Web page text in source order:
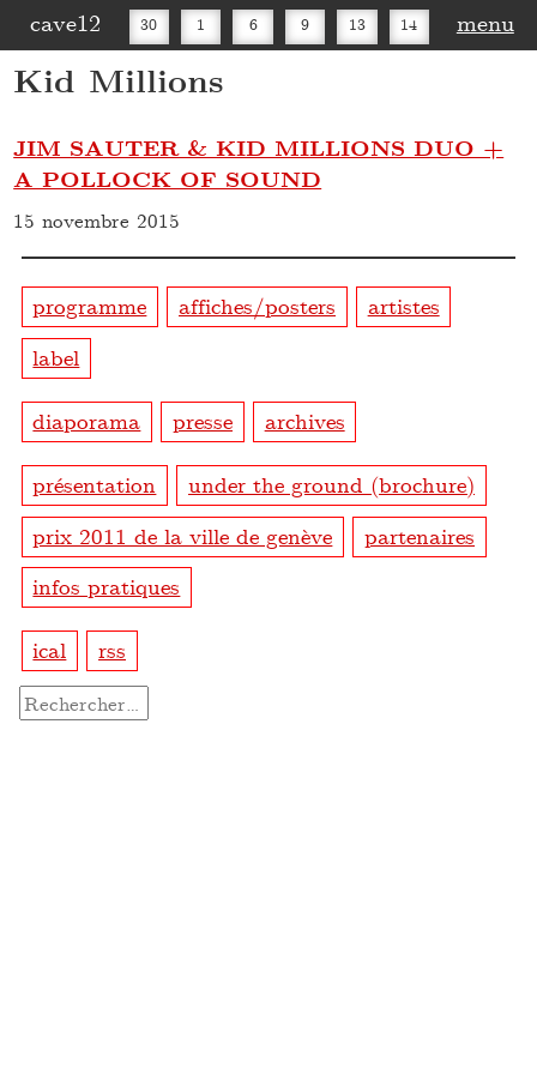
cave12 30 1 6 9 13 14
16
menu
Kid Millions
JIM SAUTER & KID MILLIONS DUO +
A POLLOCK OF SOUND
15 novembre 2015
programme affiches/posters
artistes
label
diaporama presse archives
présentation
under the ground (brochure)
prix 2011 de la ville de genève
partenaires
infos pratiques
ical rss
Rechercher :